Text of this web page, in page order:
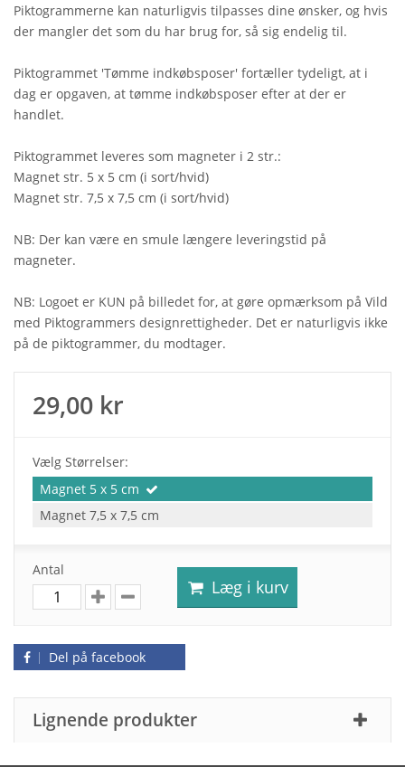
Piktogrammerne kan naturligvis tilpasses dine ønsker, og hvis
der mangler det som du har brug for, så sig endelig til.
Piktogrammet 'Tømme indkøbsposer' fortæller tydeligt, at i
dag er opgaven, at tømme indkøbsposer efter at der er
handlet.
Piktogrammet leveres som magneter i 2 str.:
Magnet str. 5 x 5 cm (i sort/hvid)
Magnet str. 7,5 x 7,5 cm (i sort/hvid)
NB: Der kan være en smule længere leveringstid på
magneter.
NB: Logoet er KUN på billedet for, at gøre opmærksom på Vild
med Piktogrammers designrettigheder. Det er naturligvis ikke
på de piktogrammer, du modtager.
29,00 kr
Vælg Størrelser:
Magnet 5 x 5 cm
Magnet 7,5 x 7,5 cm
Antal
Læg i kurv
Del på facebook
Lignende produkter